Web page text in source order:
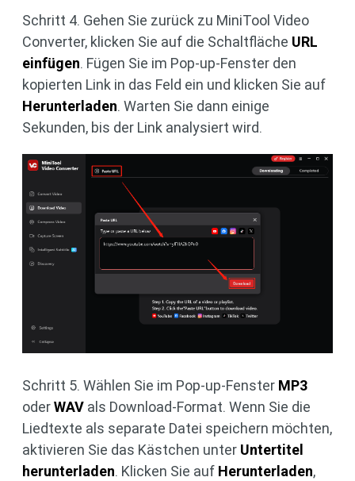
Schritt 4. Gehen Sie zurück zu MiniTool Video
Converter, klicken Sie auf die Schaltfläche URL
einfügen. Fügen Sie im Pop-up-Fenster den
kopierten Link in das Feld ein und klicken Sie auf
Herunterladen. Warten Sie dann einige
Sekunden, bis der Link analysiert wird.
Schritt 5. Wählen Sie im Pop-up-Fenster MP3
oderWAV als Download-Format. Wenn Sie die
Liedtexte als separate Datei speichern möchten,
aktivieren Sie das Kästchen unter Untertitel
herunterladen. Klicken Sie auf Herunterladen,